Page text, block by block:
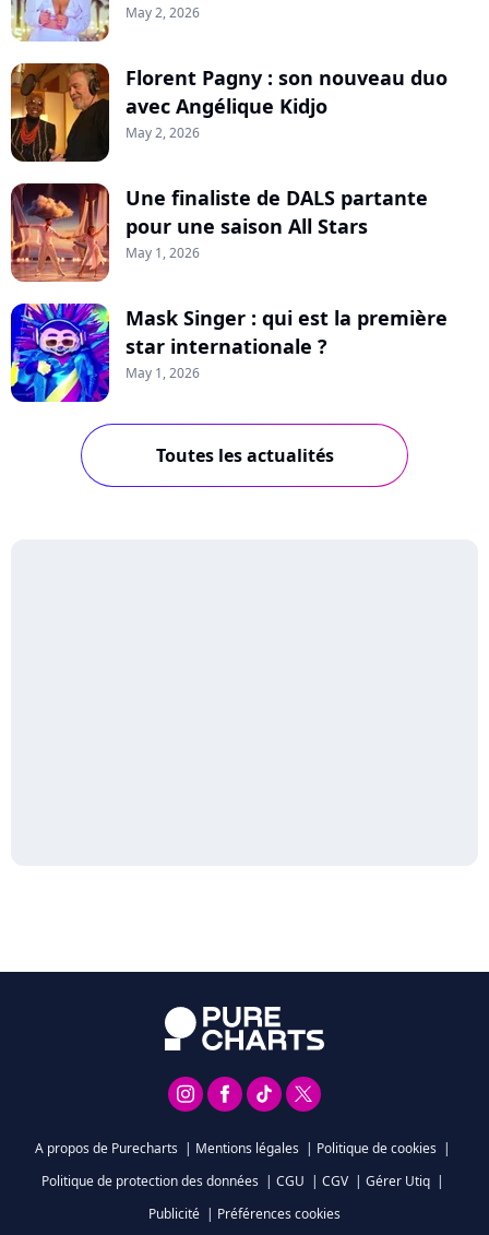
May 2, 2026
Florent Pagny : son nouveau duo
avec Angélique Kidjo
May 2, 2026
Une finaliste de DALS partante
pour une saison All Stars
May 1, 2026
Mask Singer : qui est la première
star internationale ?
May 1, 2026
Toutes les actualités
A propos de Purecharts | Mentions légales | Politique de cookies |
Politique de protection des données | CGU | CGV | Gérer Utiq |
Publicité | Préférences cookies